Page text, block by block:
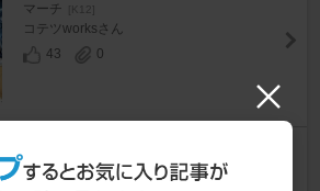
マーチ
コテツworksさん
43
0
BRIDGESTONE ECO FORME
CRS101